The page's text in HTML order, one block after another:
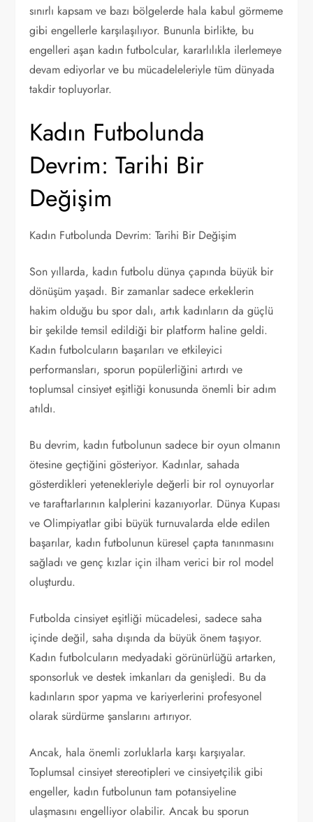
sınırlı kapsam ve bazı bölgelerde hala kabul görmeme
gibi engellerle karşılaşılıyor. Bununla birlikte, bu
engelleri aşan kadın futbolcular, kararlılıkla ilerlemeye
devam ediyorlar ve bu mücadeleleriyle tüm dünyada
takdir topluyorlar.
Kadın Futbolunda
Devrim: Tarihi Bir
Değişim
Kadın Futbolunda Devrim: Tarihi Bir Değişim
Son yıllarda, kadın futbolu dünya çapında büyük bir
dönüşüm yaşadı. Bir zamanlar sadece erkeklerin
hakim olduğu bu spor dalı, artık kadınların da güçlü
bir şekilde temsil edildiği bir platform haline geldi.
Kadın futbolcuların başarıları ve etkileyici
performansları, sporun popülerliğini artırdı ve
toplumsal cinsiyet eşitliği konusunda önemli bir adım
atıldı.
Bu devrim, kadın futbolunun sadece bir oyun olmanın
ötesine geçtiğini gösteriyor. Kadınlar, sahada
gösterdikleri yetenekleriyle değerli bir rol oynuyorlar
ve taraftarlarının kalplerini kazanıyorlar. Dünya Kupası
ve Olimpiyatlar gibi büyük turnuvalarda elde edilen
başarılar, kadın futbolunun küresel çapta tanınmasını
sağladı ve genç kızlar için ilham verici bir rol model
oluşturdu.
Futbolda cinsiyet eşitliği mücadelesi, sadece saha
içinde değil, saha dışında da büyük önem taşıyor.
Kadın futbolcuların medyadaki görünürlüğü artarken,
sponsorluk ve destek imkanları da genişledi. Bu da
kadınların spor yapma ve kariyerlerini profesyonel
olarak sürdürme şanslarını artırıyor.
Ancak, hala önemli zorluklarla karşı karşıyalar.
Toplumsal cinsiyet stereotipleri ve cinsiyetçilik gibi
engeller, kadın futbolunun tam potansiyeline
ulaşmasını engelliyor olabilir. Ancak bu sporun